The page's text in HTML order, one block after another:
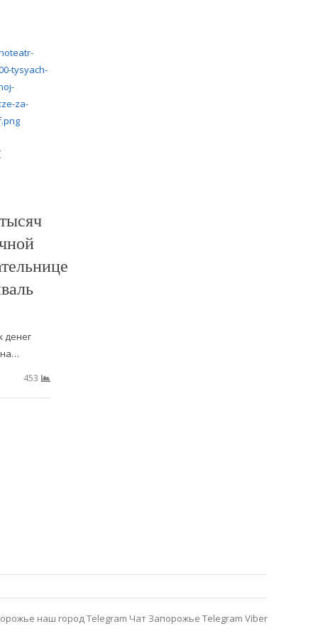
денег
453
наш город Telegram Чат Запорожье Telegram Viber